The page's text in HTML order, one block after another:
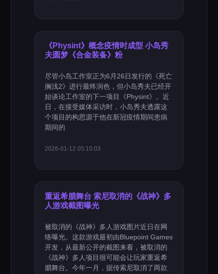
《Physint》概念疫情时成型 小岛秀
夫圆梦《合金装备》粉
尽管小岛工作室正为6月26日发行的《死亡
搁浅2》进行最终润色，但小岛秀夫已经开
始谈论工作室的下一项目《Physint》。近
日，在接受媒体采访时，小岛秀夫透露这
个项目的构思源于他在新冠疫情期间患病
期间的
2026-01-12 05:15:03
重返希腊舞台 索尼取消的《战神》多
人游戏截图曝光
被取消的《战神》多人游戏图片近日在网
络曝光。这款游戏最初由Bluepoint Games
开发，从最新公开的截图来看，被取消的
《战神》多人项目很可能会让玩家重返希
腊舞台。今年一月，据传索尼取消了两款